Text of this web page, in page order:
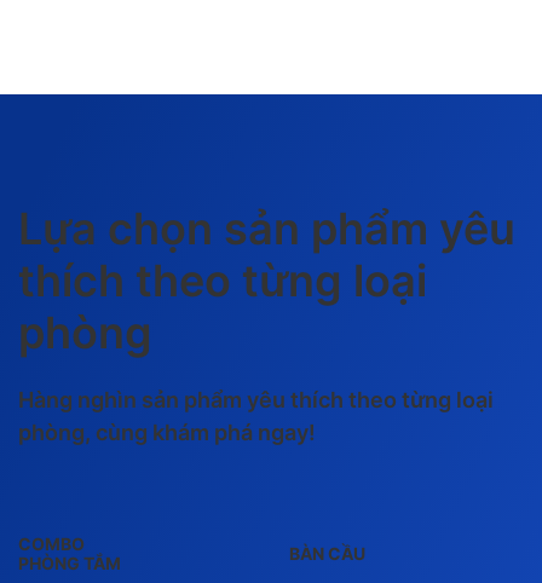
Lựa chọn sản phẩm yêu
thích theo từng loại
phòng
Hàng nghìn sản phẩm yêu thích theo từng loại
phòng, cùng khám phá ngay!
COMBO
PHÒNG TẮM
BÀN CẦU